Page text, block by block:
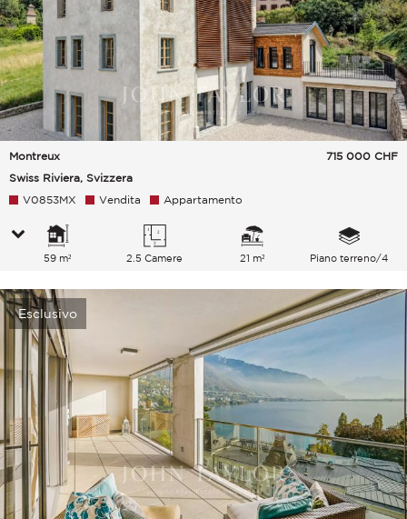
Montreux
Swiss Riviera, Svizzera
715 000 CHF
V0853MX Vendita Appartamento
59 m² 2.5 Camere 21 m² Piano terreno/4
Esclusivo